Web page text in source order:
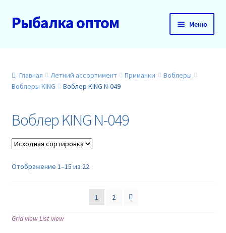
Перейти
к
Перейти
к
Рыбалка оптом Меню
О нас
Акции
Главная Летний ассортимент Приманки
Воблеры
Воблеры KING
Воблер KING N-049
Воблер KING N-049
Отображение 1–15 из 22
1 2
Grid viewList view